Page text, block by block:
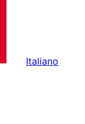
Italiano